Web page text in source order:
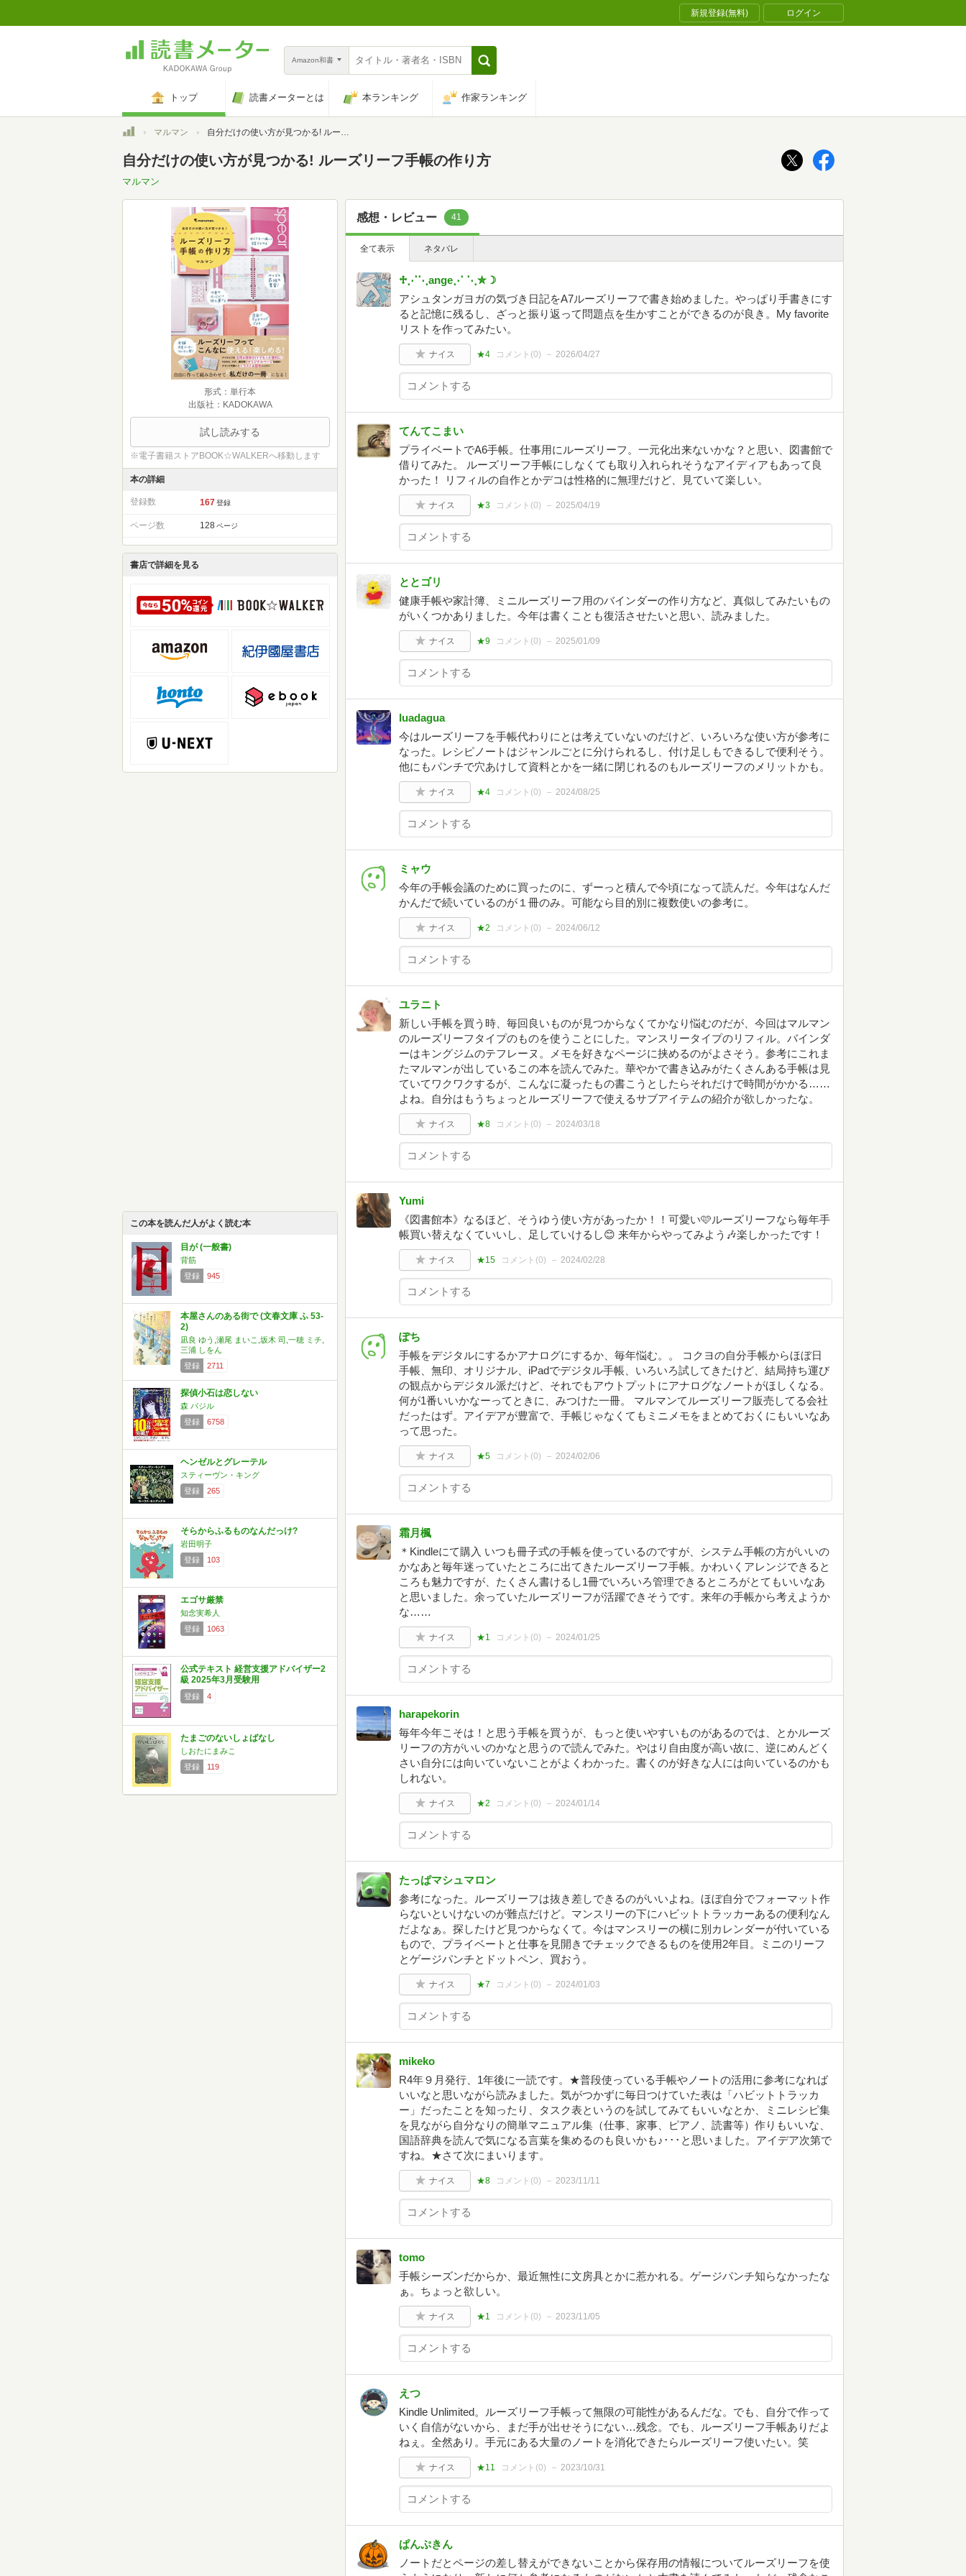
新規登録(無料) ログイン
Amazon和書
トップ 読書メーターとは 本ランキング 作家ランキング
トップマルマン 自分だけの使い方が見つかる! ルーズリーフ手帳の作り方
自分だけの使い方が見つかる! ルーズリーフ手帳の作り方
マルマン
形式：単行本
出版社：KADOKAWA
試し読みする
※電子書籍ストアBOOK☆WALKERへ移動します
本の詳細
登録数 167 登録
ページ数 128 ページ
書店で詳細を見る
この本を読んだ人がよく読む本
目が (一般書)
背筋
登録
945
本屋さんのある街で (文春文庫 ふ 53-
2)
凪良 ゆう,瀬尾 まいこ,坂木 司,一穂 ミチ,
三浦 しをん
登録
2711
探偵小石は恋しない
森 バジル
登録
6758
ヘンゼルとグレーテル
スティーヴン・キング
登録
265
そらからふるものなんだっけ?
岩田明子
登録
103
エゴサ厳禁
知念実希人
登録
1063
公式テキスト 経営支援アドバイザー2
級 2025年3月受験用
登録 4
たまごのないしょばなし
しおたにまみこ
登録
119
感想・レビュー 41
全て表示 ネタバレ
♱⋰⋱ange⋰ ⋱✮☽
アシュタンガヨガの気づき日記をA7ルーズリーフで書き始めました。やっぱり手書きにす
ると記憶に残るし、ざっと振り返って問題点を生かすことができるのが良き。My favorite
リストを作ってみたい。
ナイス ★4 コメント(0) 2026/04/27
てんてこまい
プライベートでA6手帳。仕事用にルーズリーフ。一元化出来ないかな？と思い、図書館で
借りてみた。 ルーズリーフ手帳にしなくても取り入れられそうなアイディアもあって良
かった！ リフィルの自作とかデコは性格的に無理だけど、見ていて楽しい。
ナイス ★3 コメント(0) 2025/04/19
ととゴリ
健康手帳や家計簿、ミニルーズリーフ用のバインダーの作り方など、真似してみたいもの
がいくつかありました。今年は書くことも復活させたいと思い、読みました。
ナイス ★9 コメント(0) 2025/01/09
luadagua
今はルーズリーフを手帳代わりにとは考えていないのだけど、いろいろな使い方が参考に
なった。レシピノートはジャンルごとに分けられるし、付け足しもできるしで便利そう。
他にもパンチで穴あけして資料とかを一緒に閉じれるのもルーズリーフのメリットかも。
ナイス ★4 コメント(0) 2024/08/25
ミャウ
今年の手帳会議のために買ったのに、ずーっと積んで今頃になって読んだ。今年はなんだ
かんだで続いているのが１冊のみ。可能なら目的別に複数使いの参考に。
ナイス ★2 コメント(0) 2024/06/12
ユラニト
新しい手帳を買う時、毎回良いものが見つからなくてかなり悩むのだが、今回はマルマン
のルーズリーフタイプのものを使うことにした。マンスリータイプのリフィル。バインダ
ーはキングジムのテフレーヌ。メモを好きなページに挟めるのがよさそう。参考にこれま
たマルマンが出しているこの本を読んでみた。華やかで書き込みがたくさんある手帳は見
ていてワクワクするが、こんなに凝ったもの書こうとしたらそれだけで時間がかかる……
よね。自分はもうちょっとルーズリーフで使えるサブアイテムの紹介が欲しかったな。
ナイス ★8 コメント(0) 2024/03/18
Yumi
《図書館本》なるほど、そうゆう使い方があったか！！可愛い🩷ルーズリーフなら毎年手
帳買い替えなくていいし、足していけるし😊 来年からやってみよう🎶楽しかったです！
ナイス ★15 コメント(0) 2024/02/28
ぽち
手帳をデジタルにするかアナログにするか、毎年悩む。。 コクヨの自分手帳からほぼ日
手帳、無印、オリジナル、iPadでデジタル手帳、いろいろ試してきたけど、結局持ち運び
の観点からデジタル派だけど、それでもアウトプットにアナログなノートがほしくなる。
何が1番いいかなーってときに、みつけた一冊。 マルマンてルーズリーフ販売してる会社
だったはず。アイデアが豊富で、手帳じゃなくてもミニメモをまとめておくにもいいなあ
って思った。
ナイス ★5 コメント(0) 2024/02/06
霜月楓
＊Kindleにて購入 いつも冊子式の手帳を使っているのですが、システム手帳の方がいいの
かなあと毎年迷っていたところに出てきたルーズリーフ手帳。かわいくアレンジできると
ころも魅力ですが、たくさん書けるし1冊でいろいろ管理できるところがとてもいいなあ
と思いました。余っていたルーズリーフが活躍できそうです。来年の手帳から考えようか
な……
ナイス ★1 コメント(0) 2024/01/25
harapekorin
毎年今年こそは！と思う手帳を買うが、もっと使いやすいものがあるのでは、とかルーズ
リーフの方がいいのかなと思うので読んでみた。やはり自由度が高い故に、逆にめんどく
さい自分には向いていないことがよくわかった。書くのが好きな人には向いているのかも
しれない。
ナイス ★2 コメント(0) 2024/01/14
たっぱマシュマロン
参考になった。ルーズリーフは抜き差しできるのがいいよね。ほぼ自分でフォーマット作
らないといけないのが難点だけど。マンスリーの下にハビットトラッカーあるの便利なん
だよなぁ。探したけど見つからなくて。今はマンスリーの横に別カレンダーが付いている
もので、プライベートと仕事を見開きでチェックできるものを使用2年目。ミニのリーフ
とゲージパンチとドットペン、買おう。
ナイス ★7 コメント(0) 2024/01/03
mikeko
R4年９月発行、1年後に一読です。★普段使っている手帳やノートの活用に参考になれば
いいなと思いながら読みました。気がつかずに毎日つけていた表は「ハビットトラッカ
ー」だったことを知ったり、タスク表というのを試してみてもいいなとか、ミニレシピ集
を見ながら自分なりの簡単マニュアル集（仕事、家事、ピアノ、読書等）作りもいいな、
国語辞典を読んで気になる言葉を集めるのも良いかも♪･･･と思いました。アイデア次第で
すね。★さて次にまいります。
ナイス ★8 コメント(0) 2023/11/11
tomo
手帳シーズンだからか、最近無性に文房具とかに惹かれる。ゲージパンチ知らなかったな
ぁ。ちょっと欲しい。
ナイス ★1 コメント(0) 2023/11/05
えつ
Kindle Unlimited。ルーズリーフ手帳って無限の可能性があるんだな。でも、自分で作って
いく自信がないから、まだ手が出せそうにない…残念。でも、ルーズリーフ手帳ありだよ
ねぇ。全然あり。手元にある大量のノートを消化できたらルーズリーフ使いたい。笑
ナイス ★11 コメント(0) 2023/10/31
ぱんぷきん
ノートだとページの差し替えができないことから保存用の情報についてルーズリーフを使